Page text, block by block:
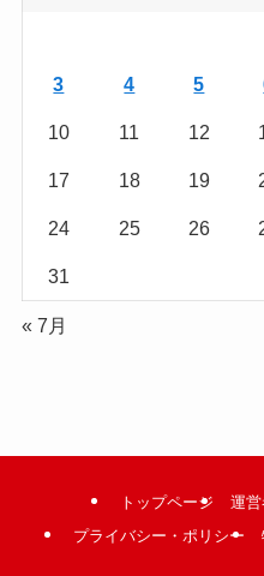
3 4 5
10 11 12
17 18 19
24 25 26
31
« 7月
トップページ 運
プライバシー・ポリシー